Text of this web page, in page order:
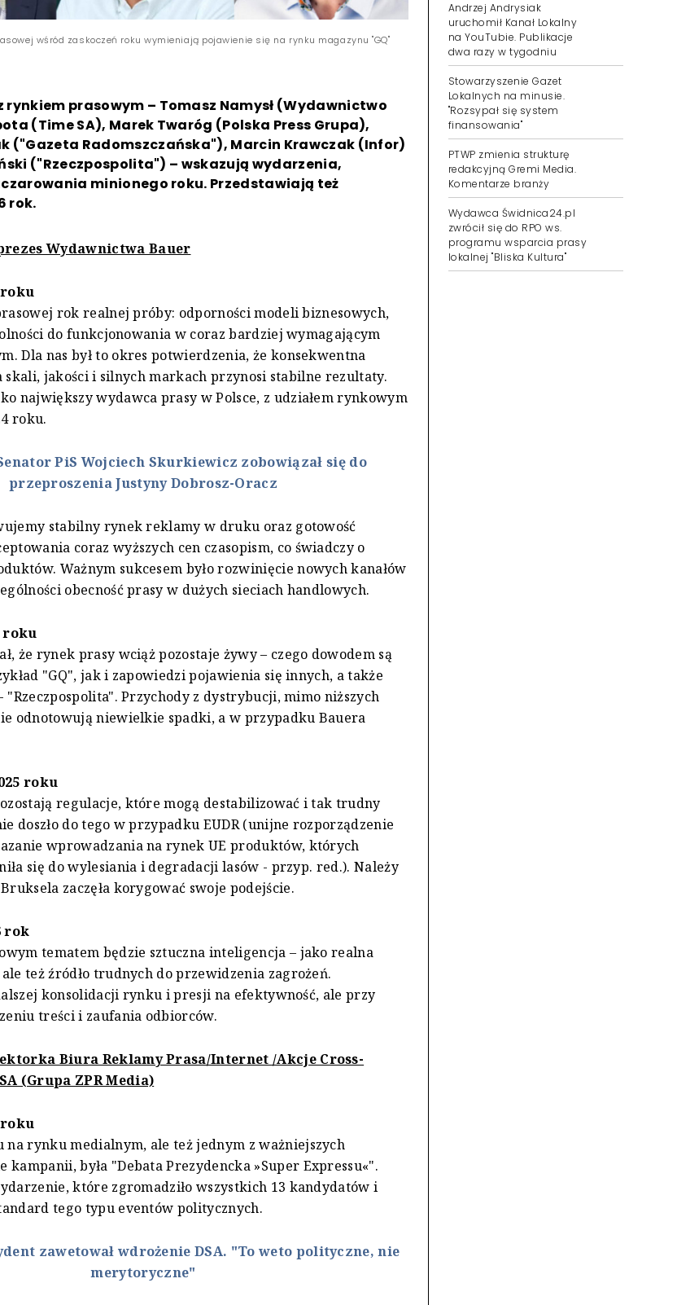
wśród zaskoczeń roku wymieniają pojawienie się na rynku magazynu "GQ"
rynkiem prasowym – Tomasz Namysł (Wydawnictwo
(Time SA), Marek Twaróg (Polska Press Grupa),
("Gazeta Radomszczańska"), Marcin Krawczak (Infor)
("Rzeczpospolita") – wskazują wydarzenia,
minionego roku. Przedstawiają też
rok.
Wydawnictwa Bauer
roku
rok realnej próby: odporności modeli biznesowych,
do funkcjonowania w coraz bardziej wymagającym
Dla nas był to okres potwierdzenia, że konsekwentna
skali, jakości i silnych markach przynosi stabilne rezultaty.
największy wydawca prasy w Polsce, z udziałem rynkowym
roku.
PiS Wojciech Skurkiewicz zobowiązał się do
przeproszenia Justyny Dobrosz-Oracz
stabilny rynek reklamy w druku oraz gotowość
coraz wyższych cen czasopism, co świadczy o
Ważnym sukcesem było rozwinięcie nowych kanałów
obecność prasy w dużych sieciach handlowych.
roku
że rynek prasy wciąż pozostaje żywy – czego dowodem są
"GQ", jak i zapowiedzi pojawienia się innych, a także
"Rzeczpospolita". Przychody z dystrybucji, mimo niższych
odnotowują niewielkie spadki, a w przypadku Bauera
roku
regulacje, które mogą destabilizować i tak trudny
doszło do tego w przypadku EUDR (unijne rozporządzenie
wprowadzania na rynek UE produktów, których
się do wylesiania i degradacji lasów - przyp. red.). Należy
zaczęła korygować swoje podejście.
rok
tematem będzie sztuczna inteligencja – jako realna
też źródło trudnych do przewidzenia zagrożeń.
konsolidacji rynku i presji na efektywność, ale przy
treści i zaufania odbiorców.
Biura Reklamy Prasa/Internet /Akcje Cross-
(Grupa ZPR Media)
roku
rynku medialnym, ale też jednym z ważniejszych
była "Debata Prezydencka »Super Expressu«".
które zgromadziło wszystkich 13 kandydatów i
tego typu eventów politycznych.
zawetował wdrożenie DSA. "To weto polityczne, nie
merytoryczne"
Andrzej Andrysiak
uruchomił Kanał Lokalny
na YouTubie. Publikacje
dwa razy w tygodniu
Stowarzyszenie Gazet
Lokalnych na minusie.
"Rozsypał się system
finansowania"
PTWP zmienia strukturę
redakcyjną Gremi Media.
Komentarze branży
Wydawca Świdnica24.pl
zwrócił się do RPO ws.
programu wsparcia prasy
lokalnej "Bliska Kultura"